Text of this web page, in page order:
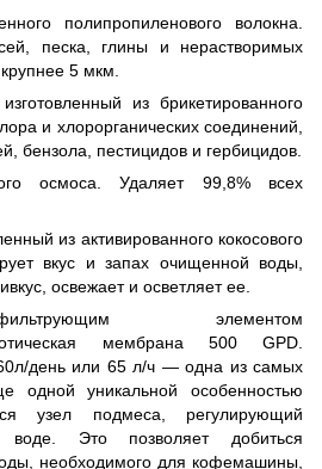
полипропиленового волокна.
песка, глины и нерастворимых
5 мкм.
из брикетированного
и хлорорганических соединений,
бензола, пестицидов и гербицидов.
осмоса. Удаляет 99,8% всех
из активированного кокосового
вкус и запах очищенной воды,
освежает и осветляет ее.
элементом
мембрана 500 GPD.
день или 65 л/ч — одна из самых
одной уникальной особенностью
узел подмеса, регулирующий
Это позволяет добиться
необходимого для кофемашины,